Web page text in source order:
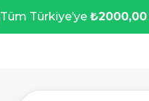
Tüm Türkiye’ye ₺2000,00